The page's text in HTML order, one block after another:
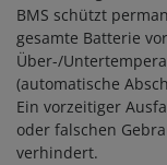
BMS schützt
gesamte Batterie
Über-/
(automatische
Ein vorzeitiger
oder falschen
verhindert.